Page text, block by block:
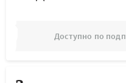
Доступно по